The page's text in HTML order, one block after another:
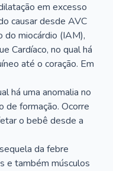
em excesso
causar desde AVC
do miocárdio (IAM),
Cardíaco, no qual há
até o coração. Em
há uma anomalia no
de formação. Ocorre
o bebê desde a
da febre
e também músculos